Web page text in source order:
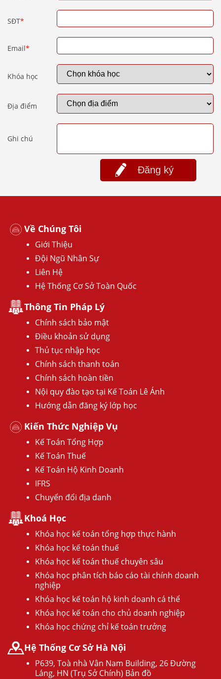
SĐT*
Email*
Khóa học
Địa điểm
Ghi chú
Đăng ký
Về Chúng Tôi
Giới Thiệu
Đội Ngũ Nhân Sự
Liên Hệ
Hệ Thống Cơ Sở Toàn Quốc
Thông Tin Pháp Lý
Chính sách bảo mật
Điều khoản sử dụng
Thủ tục nhập học
Chính sách thanh toán
Chính sách hoàn tiền
Nội quy đào tạo tại Kế Toán Lê Ánh
Hướng dẫn đăng ký lớp học
Kiến Thức Nghiệp Vụ
Kế Toán Tổng Hợp
Kế Toán Thuế
Kế Toán Hộ Kinh Doanh
IFRS
Chuyển đổi địa danh
Khoá Học
Khóa học kế toán tổng hợp thực hành
Khóa học kế toán thuế
Khóa học kế toán thuế chuyên sâu
Khóa học phân tích báo cáo tài chính doanh
nghiệp
Khóa học kế toán hộ kinh doanh cá thể
Khóa học kế toán cho chủ doanh nghiệp
Khóa học chứng chỉ kế toán trưởng
Hệ Thống Cơ Sở Hà Nội
P639, Toà nhà Vân Nam Building, 26 Đường
Láng, HN (Trụ Sở Chính) Bản đồ